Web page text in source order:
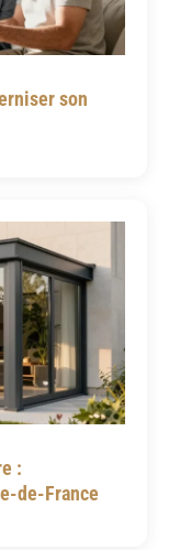
son
:
de-France